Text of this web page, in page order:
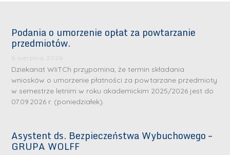
Podania o umorzenie opłat za powtarzanie
przedmiotów.
6 sierpnia 2026
Dziekanat WIiTCh przypomina, że termin składania
wniosków o umorzenie płatności za powtarzane przedmioty
w semestrze letnim w roku akademickim 2025/2026 jest do
07.09.2026 r. (poniedziałek).
Asystent ds. Bezpieczeństwa Wybuchowego –
GRUPA WOLFF